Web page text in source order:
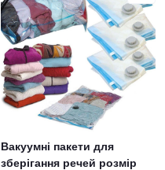
Вакуумні пакети для
зберігання речей розмір